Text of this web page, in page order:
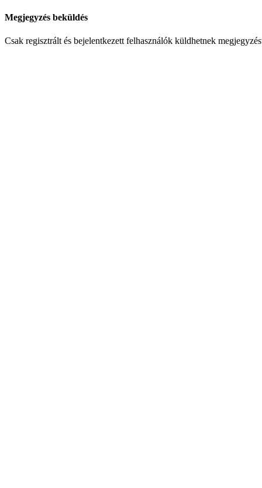
Megjegyzés beküldés
Csak regisztrált és bejelentkezett felhasználók küldhetnek